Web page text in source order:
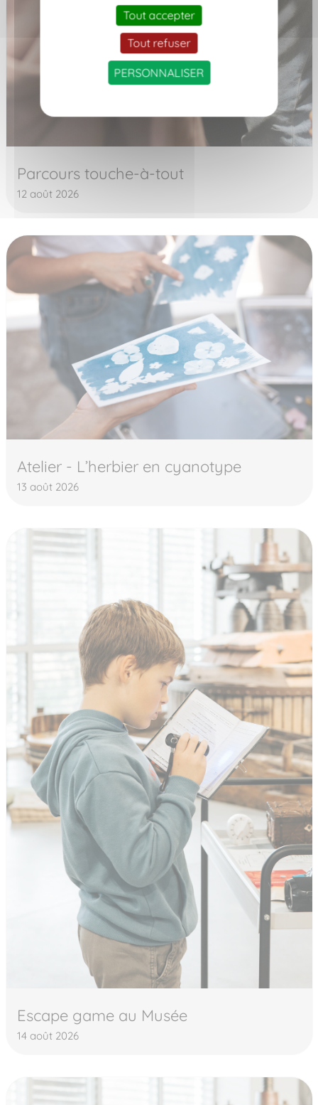
Parcours touche-à-tout
12 août 2026
Atelier - L’herbier en cyanotype
13 août 2026
Escape game au Musée
14 août 2026
Tout accepter
Tout refuser
PERSONNALISER